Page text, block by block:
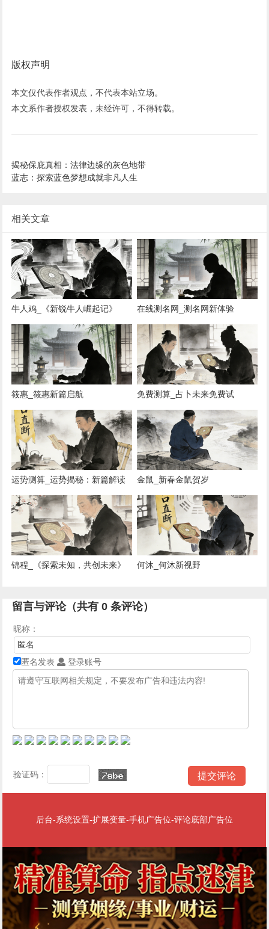
版权声明
本文仅代表作者观点，不代表本站立场。
本文系作者授权发表，未经许可，不得转载。
揭秘保庇真相：法律边缘的灰色地带
蓝志：探索蓝色梦想成就非凡人生
相关文章
牛人鸡_《新锐牛人崛起记》
《牛人新势力崛起》 《牛人新篇
章》 《新锐牛人风云》
在线测名网_测名网新体验
筱惠_筱惠新篇启航 免费测算_占卜未来免费试
运势测算_运势揭秘：新篇解读 金鼠_新春金鼠贺岁
锦程_《探索未知，共创未来》
来，共筑梦》 《创新之路，携手
何沐_何沐新视野
留言与评论（共有0 条评论）
昵称：
匿名发表 登录账号
验证码：
后台-系统设置-扩展变量-手机广告位-评论底部广告位